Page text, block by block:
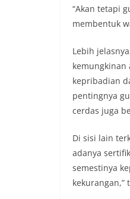
“Akan tetapi
membentuk
Lebih
kepribadian
pentingnya
cerdas juga
Di sisi lain
adanya
semestinya
kekurangan,”